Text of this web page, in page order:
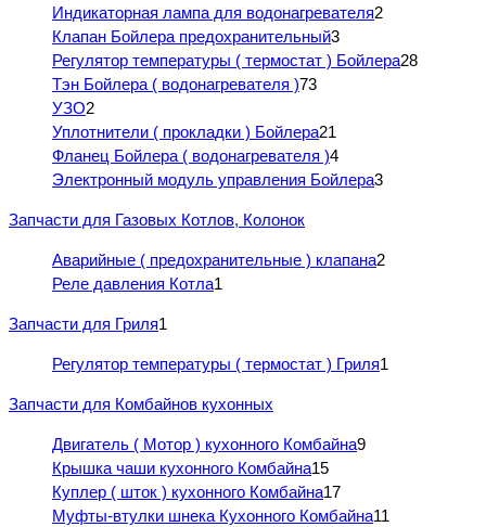
Индикаторная лампа для водонагревателя2
Клапан Бойлера предохранительный3
Регулятор температуры ( термостат ) Бойлера28
Тэн Бойлера ( водонагревателя )73
УЗО2
Уплотнители ( прокладки ) Бойлера21
Фланец Бойлера ( водонагревателя )4
Электронный модуль управления Бойлера3
Запчасти для Газовых Котлов, Колонок
Аварийные ( предохранительные ) клапана2
Реле давления Котла1
Запчасти для Гриля1
Регулятор температуры ( термостат ) Гриля1
Запчасти для Комбайнов кухонных
Двигатель ( Мотор ) кухонного Комбайна9
Крышка чаши кухонного Комбайна15
Куплер ( шток ) кухонного Комбайна17
Муфты-втулки шнека Кухонного Комбайна11